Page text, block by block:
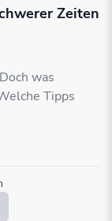
Zeiten
was
Tipps